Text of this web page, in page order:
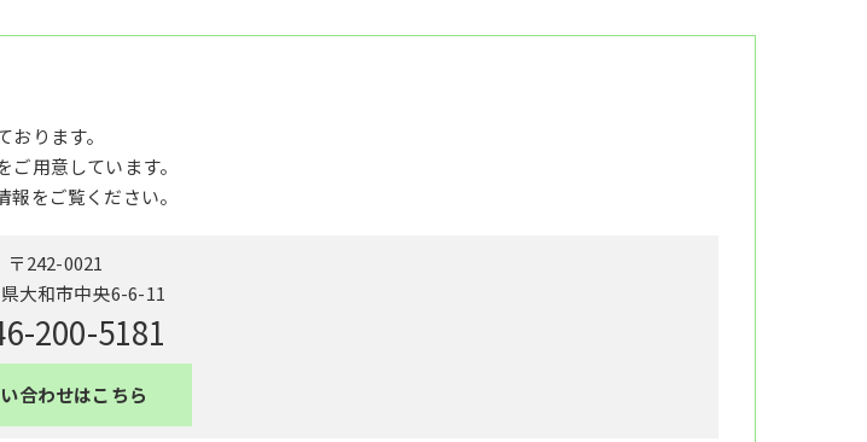
ります。
用意しています。
をご覧ください。
〒242-0021
大和市中央6-6-11
200-5181
合わせはこちら